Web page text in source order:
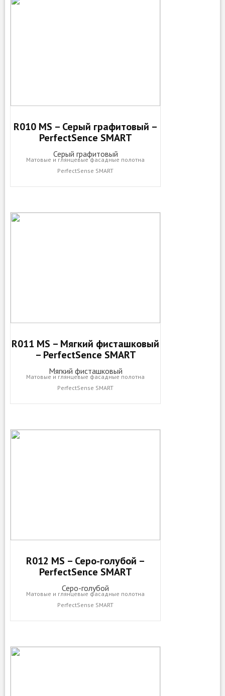
R010 MS – Серый графитовый –
PerfectSence SMART
Серый графитовый
Матовые и глянцевые фасадные полотна
PerfectSense SMART
R011 MS – Мягкий фисташковый
– PerfectSence SMART
Мягкий фисташковый
Матовые и глянцевые фасадные полотна
PerfectSense SMART
R012 MS – Серо-голубой –
PerfectSence SMART
Серо-голубой
Матовые и глянцевые фасадные полотна
PerfectSense SMART